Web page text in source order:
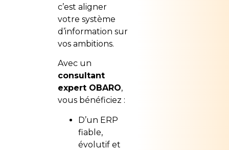
c’est aligner
votre système
d’information sur
vos ambitions.
Avec un
consultant
expert OBARO,
vous bénéficiez :
D’un ERP
fiable,
évolutif et